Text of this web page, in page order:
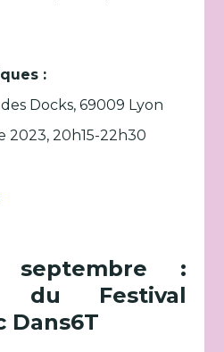
:
Docks, 69009 Lyon
2023, 20h15-22h30
:
du Festival
Dans6T